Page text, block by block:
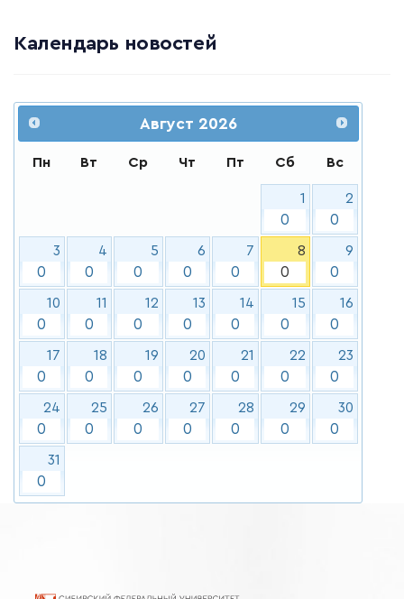
Календарь новостей
Август 2026
Пн Вт Ср Чт Пт Сб Вс
1
0
2
0
3
0
4
0
5
0
6
0
7
0
8
0
9
0
10
0
11
0
12
0
13
0
14
0
15
0
16
0
17
0
18
0
19
0
20
0
21
0
22
0
23
0
24
0
25
0
26
0
27
0
28
0
29
0
30
0
31
0